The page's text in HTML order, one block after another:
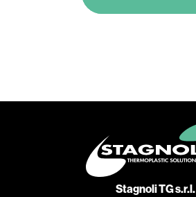
Stagnoli TG s.r.l.